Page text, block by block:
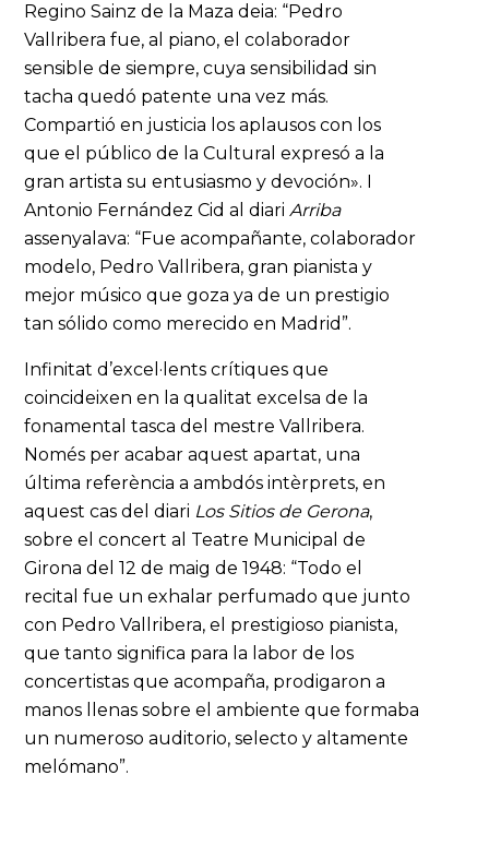
Regino Sainz de la Maza deia: “Pedro
Vallribera fue, al piano, el colaborador
sensible de siempre, cuya sensibilidad sin
tacha quedó patente una vez más.
Compartió en justicia los aplausos con los
que el público de la Cultural expresó a la
gran artista su entusiasmo y devoción». I
Antonio Fernández Cid al diariArriba
assenyalava: “Fue acompañante, colaborador
modelo, Pedro Vallribera, gran pianista y
mejor músico que goza ya de un prestigio
tan sólido como merecido en Madrid”.
Infinitat d’excel·lents crítiques que
coincideixen en la qualitat excelsa de la
fonamental tasca del mestre Vallribera.
Només per acabar aquest apartat, una
última referència a ambdós intèrprets, en
aquest cas del diari Los Sitios de Gerona,
sobre el concert al Teatre Municipal de
Girona del 12 de maig de 1948: “Todo el
recital fue un exhalar perfumado que junto
con Pedro Vallribera, el prestigioso pianista,
que tanto significa para la labor de los
concertistas que acompaña, prodigaron a
manos llenas sobre el ambiente que formaba
un numeroso auditorio, selecto y altamente
melómano”.